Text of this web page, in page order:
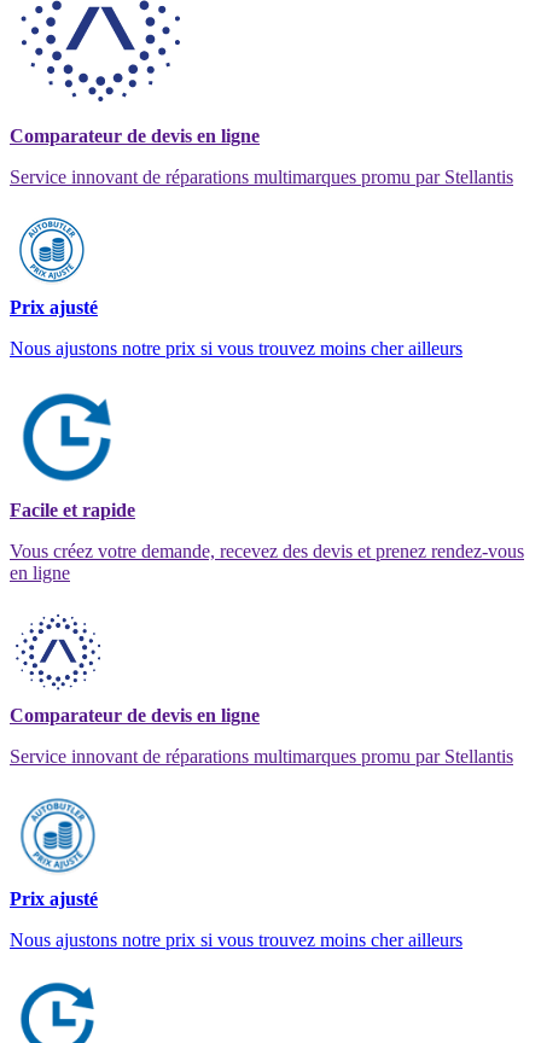
Comparateur de devis en ligne
Service innovant de réparations multimarques promu par Stellantis
Prix ajusté
Nous ajustons notre prix si vous trouvez moins cher ailleurs
Facile et rapide
Vous créez votre demande, recevez des devis et prenez rendez-vous
en ligne
Comparateur de devis en ligne
Service innovant de réparations multimarques promu par Stellantis
Prix ajusté
Nous ajustons notre prix si vous trouvez moins cher ailleurs